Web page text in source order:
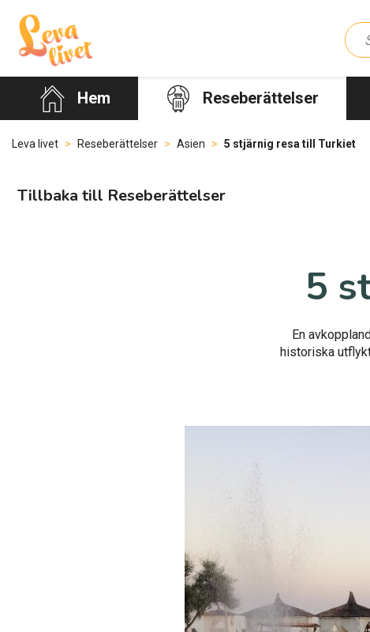
Hem Reseberättelser
Leva livet > Reseberättelser > Asien > 5 stjärnig resa till Turkiet
Tillbaka till Reseberättelser
5
En
historiska